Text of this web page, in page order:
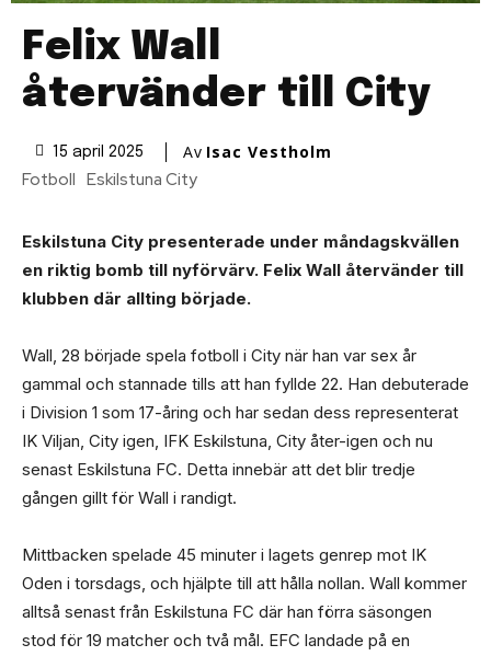
Felix Wall
återvänder till City
15 april 2025 Av Isac Vestholm
Fotboll Eskilstuna City
Eskilstuna City presenterade under måndagskvällen
en riktig bomb till nyförvärv. Felix Wall återvänder till
klubben där allting började.
Wall, 28 började spela fotboll i City när han var sex år
gammal och stannade tills att han fyllde 22. Han debuterade
i Division 1 som 17-åring och har sedan dess representerat
IK Viljan, City igen, IFK Eskilstuna, City åter-igen och nu
senast Eskilstuna FC. Detta innebär att det blir tredje
gången gillt för Wall i randigt.
Mittbacken spelade 45 minuter i lagets genrep mot IK
Oden i torsdags, och hjälpte till att hålla nollan. Wall kommer
alltså senast från Eskilstuna FC där han förra säsongen
stod för 19 matcher och två mål. EFC landade på en